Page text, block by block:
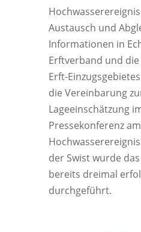
Austausch und
Informationen in
Erftverband und
Erft-
die Vereinbarung
Lageeinschätzung
Pressekonferenz
der Swist wurde
bereits dreimal
durchgeführt.